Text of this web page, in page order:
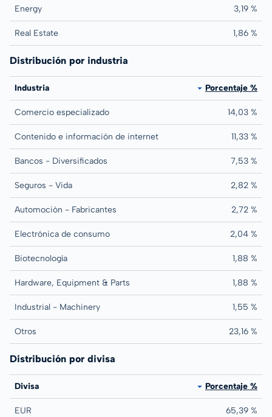
Energy 3,19 %
Real Estate 1,86 %
Distribución por industria
Industria Porcentaje %
Comercio especializado 14,03 %
Contenido e información de internet 11,33 %
Bancos - Diversificados 7,53 %
Seguros - Vida 2,82 %
Automoción - Fabricantes 2,72 %
Electrónica de consumo 2,04 %
Biotecnología 1,88 %
Hardware, Equipment & Parts 1,88 %
Industrial - Machinery 1,55 %
Otros 23,16 %
Distribución por divisa
Divisa Porcentaje %
EUR 65,39 %